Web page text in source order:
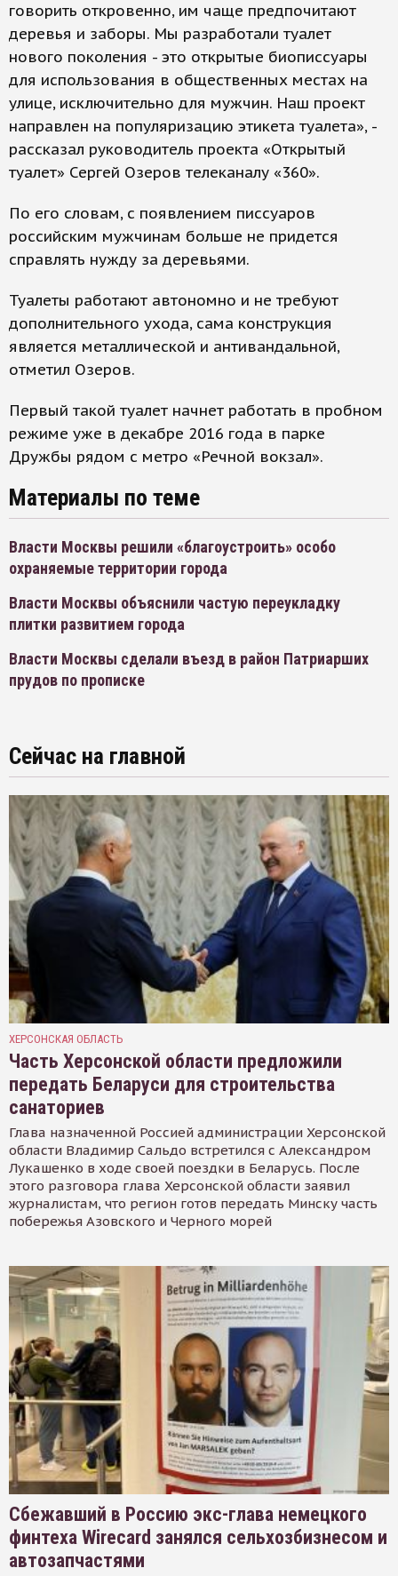
говорить откровенно, им чаще предпочитают
деревья и заборы. Мы разработали туалет
нового поколения - это открытые биописсуары
для использования в общественных местах на
улице, исключительно для мужчин. Наш проект
направлен на популяризацию этикета туалета», -
рассказал руководитель проекта «Открытый
туалет» Сергей Озеров телеканалу «360».
По его словам, с появлением писсуаров
российским мужчинам больше не придется
справлять нужду за деревьями.
Туалеты работают автономно и не требуют
дополнительного ухода, сама конструкция
является металлической и антивандальной,
отметил Озеров.
Первый такой туалет начнет работать в пробном
режиме уже в декабре 2016 года в парке
Дружбы рядом с метро «Речной вокзал».
Материалы по теме
Власти Москвы решили «благоустроить» особо
охраняемые территории города
Власти Москвы объяснили частую переукладку
плитки развитием города
Власти Москвы сделали въезд в район Патриарших
прудов по прописке
Сейчас на главной
ХЕРСОНСКАЯ ОБЛАСТЬ
Часть Херсонской области предложили
передать Беларуси для строительства
санаториев
Глава назначенной Россией администрации Херсонской
области Владимир Сальдо встретился с Александром
Лукашенко в ходе своей поездки в Беларусь. После
этого разговора глава Херсонской области заявил
журналистам, что регион готов передать Минску часть
побережья Азовского и Черного морей
Сбежавший в Россию экс-глава немецкого
финтеха Wirecard занялся сельхозбизнесом и
автозапчастями